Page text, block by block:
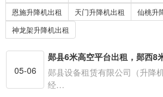
恩施升降机出租
天门升降机出租 仙桃升
神龙架升降机出租
05-06
郧县设备租赁有限公司（升降
经…